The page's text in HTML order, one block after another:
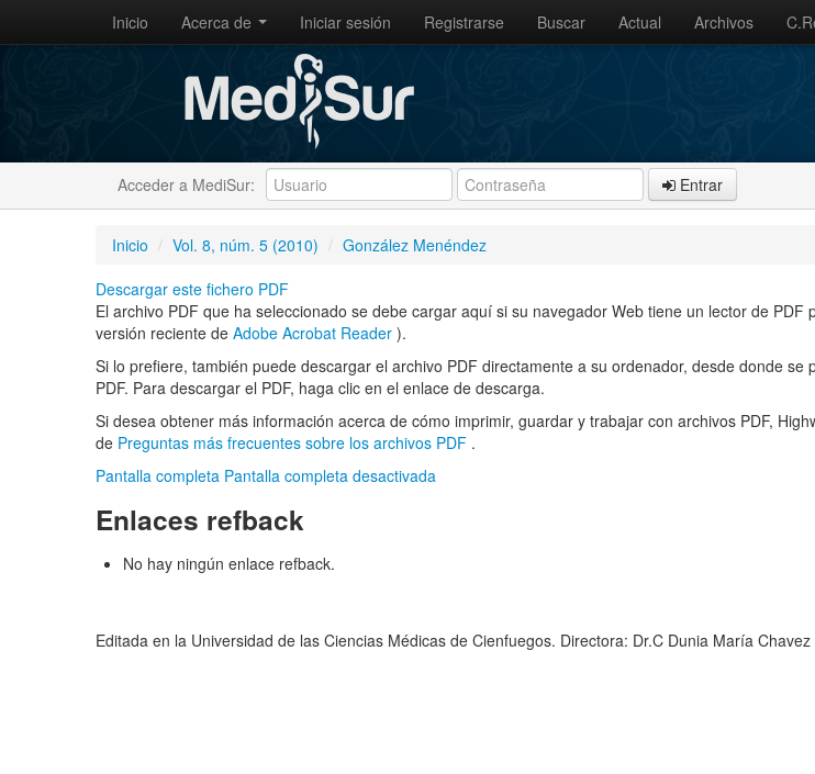
Inicio Acerca de Iniciar sesión Registrarse Buscar Actual Archivos
Acceder a MediSur: Entrar
Inicio / Vol. 8, núm. 5 (2010) / González Menéndez
Descargar este fichero PDF
El archivo PDF que ha seleccionado se debe cargar aquí si su navegador Web tiene un lector de PDF
versión reciente de Adobe Acrobat Reader ).
Si lo prefiere, también puede descargar el archivo PDF directamente a su ordenador, desde donde se
PDF. Para descargar el PDF, haga clic en el enlace de descarga.
Si desea obtener más información acerca de cómo imprimir, guardar y trabajar con archivos PDF,
de Preguntas más frecuentes sobre los archivos PDF .
Pantalla completa Pantalla completa desactivada
Enlaces refback
No hay ningún enlace refback.
Editada en la Universidad de las Ciencias Médicas de Cienfuegos. Directora: Dr.C Dunia María Chavez